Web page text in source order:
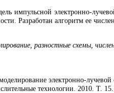
импульсной электронно-
Разработан алгоритм ее
разностные схемы,
электронно-
технологии. 2010. Т.